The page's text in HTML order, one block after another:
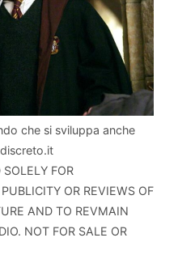
che si sviluppa anche
FOR
OR REVIEWS OF
AND TO REVMAIN
NOT FOR SALE OR